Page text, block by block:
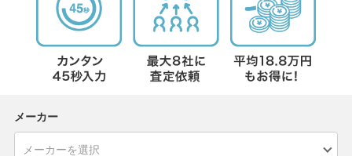
メーカー